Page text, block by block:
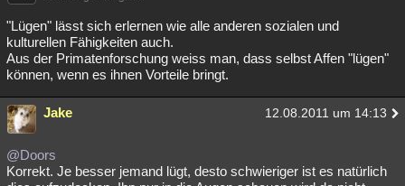
"Lügen" lässt sich erlernen wie alle anderen sozialen und
kulturellen Fähigkeiten auch.
Aus der Primatenforschung weiss man, dass selbst Affen "lügen"
können, wenn es ihnen Vorteile bringt.
Jake 12.08.2011 um 14:13
@Doors
Korrekt. Je besser jemand lügt, desto schwieriger ist es natürlich